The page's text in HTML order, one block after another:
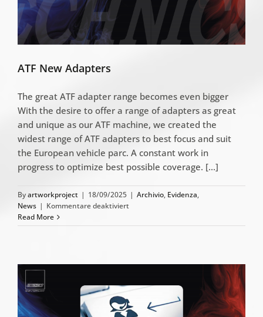
ATF New Adapters
The great ATF adapter range becomes even bigger
With the desire to offer a range of adapters as great
and unique as our ATF machine, we created the
widest range of ATF adapters to best focus and suit
the European vehicle parc. A constant work in
progress to optimize best possible coverage. [...]
Byartworkproject | 18/09/2025 | Archivio, Evidenza,
News | Kommentare deaktiviertfür
New
Read More